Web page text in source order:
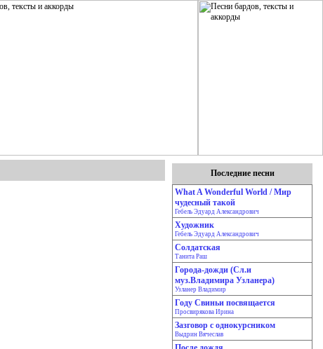
Последние песни
What A Wonderful World / Мир
чудесный такой
Гебель Эдуард Александрович
Художник
Гебель Эдуард Александрович
Солдатская
Танита Раш
Города-дожди (Сл.и
муз.Владимира Узланера)
Узланер Владимир
Году Свиньи посвящается
Просвирякова Ирина
Зазговор с однокурсником
Выдрин Вячеслав